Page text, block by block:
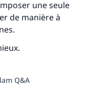
une seule
de manière à
Q&A